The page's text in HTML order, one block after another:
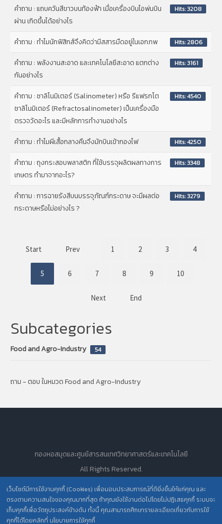
คำถาม : แถบควันสีขาวบนท้องฟ้า เมื่อเครื่องบินไอพ่นบิน
ผ่าน เกิดขึ้นได้อย่างไร
Hits: 3208
คำถาม : ทำไมนักฟิสิกส์จึงคิดว่ามีสสารมืดอยู่ในเอกภพ Hits: 2806
คำถาม : พลังงานสะอาด และเทคโนโลยีสะอาด แตกต่าง
กันอย่างไร
Hits: 3161
คำถาม : ซาลิโนมิเตอร์ (Salinometer) หรือ รีแฟรกโต
ซาลิโนมิเตอร์ (Refractosalinometer) เป็นเครื่องมือ
ตรวจวัดอะไร และมีหลักการทำงานอย่างไร
Hits: 4540
คำถาม : ทำไมผีเสื้อกลางคืนจึงมักบินเข้ากองไฟ Hits: 4250
คำถาม : ถุงกระสอบพลาสติก ที่ใช้บรรจุผลิตผลทางการ
เกษตร ทำมาจากอะไร?
Hits: 3348
คำถาม : การฉายรังสีบนบรรจุภัณฑ์กระดาษ จะมีผลต่อ
กระดาษหรือไม่อย่างไร ?
Hits: 3279
Start Prev 1 2 3 4
5 6 7 8 9 10
Next End
Subcategories
Food and Agro-Industry 54
ถาม - ตอบ ในหมวด Food and Agro-Industry
เว็บไซต์มีการใช้งานคุกกี้ (Cookies) เพื่อมอบประสบการณ์ที่ดียิ่งขึ้นให้แก่คุณ และ
ตรงตามความสนใจของคุณมากที่สุด ถ้าคุณยังใช้งานต่อไปโดยไม่ปฏิเสธคุกกี้ ระบบจะ
เก็บคุกกี้เพื่อวัตถุประสงค์ข้างต้น ทั้งนี้ คุณสามารถศึกษารายละเอียดเกี่ยวกับการใช้
คุกกี้ได้โดยคลิกที่ นโยบายการใช้คุกกี้
กองหอสมุดและศูนย์สารสนเทศวิทยาศาสตร์และเทคโนโลยี
All Rights Reserved.
นโยบายการคุ้มครองข้อมูลส่วนบุคคล วศ. /
ประกาศความเป็นส่วนตัว (Privacy Notice) สำหรับการบริการสารสนเทศ